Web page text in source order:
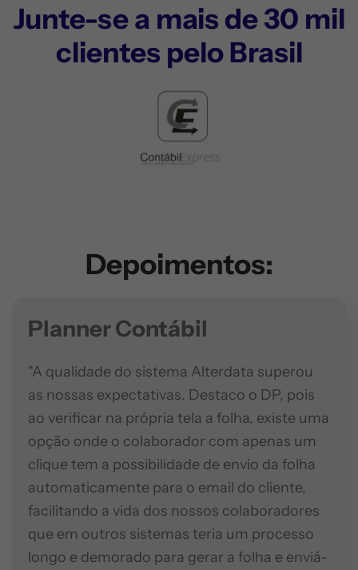
Junte-se a mais de 30 mil
clientes pelo Brasil
Depoimentos:
Planner Contábil
"A qualidade do sistema Alterdata superou
as nossas expectativas. Destaco o DP, pois
ao verificar na própria tela a folha, existe uma
opção onde o colaborador com apenas um
clique tem a possibilidade de envio da folha
automaticamente para o email do cliente,
facilitando a vida dos nossos colaboradores
que em outros sistemas teria um processo
longo e demorado para gerar a folha e enviá-